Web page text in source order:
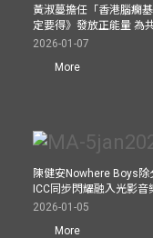
黃淑蔓擔任「香港腦癇
定要得》發放正能量 為
2026-01-07
More
陳健安Nowhere Boys
ICC同步閃耀融入光影音
2026-01-05
More